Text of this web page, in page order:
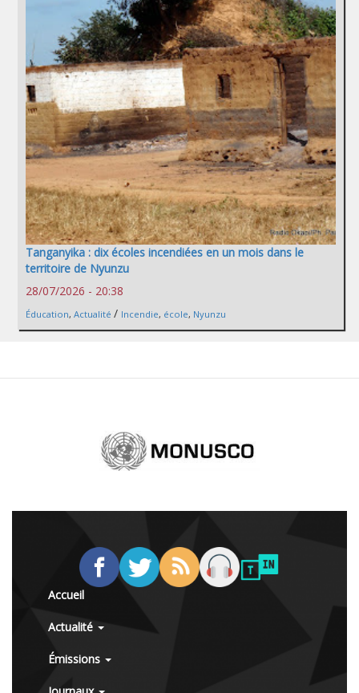
Tanganyika : dix écoles incendiées en un mois dans le
territoire de Nyunzu
28/07/2026 - 20:38
Éducation, Actualité / Incendie, école, Nyunzu
Accueil
Actualité
Émissions